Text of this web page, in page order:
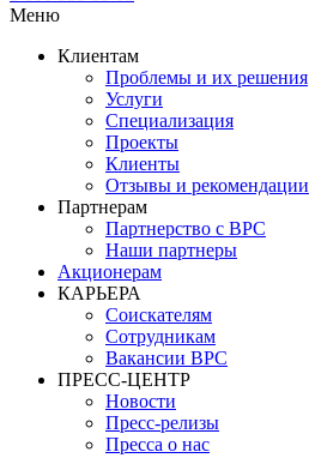
Меню
Клиентам
Проблемы и их решения
Услуги
Специализация
Проекты
Клиенты
Отзывы и рекомендации
Партнерам
Партнерство с BPC
Наши партнеры
Акционерам
КАРЬЕРА
Соискателям
Сотрудникам
Вакансии BPC
ПРЕСС-ЦЕНТР
Новости
Пресс-релизы
Пресса о нас